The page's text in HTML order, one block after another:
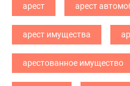
арест арест
арест имущества
арестованное имущество